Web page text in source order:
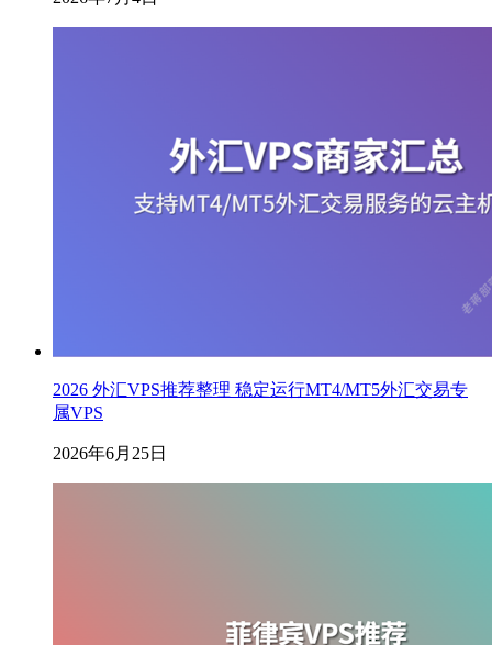
2026 外汇VPS推荐整理 稳定运行MT4/MT5外汇交易专
属VPS
2026年6月25日